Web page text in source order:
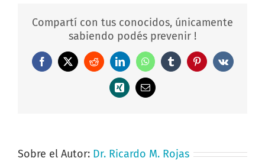
Compartí con tus conocidos, únicamente
sabiendo podés prevenir !
Facebook
X RedditLinkedInWhatsAppTumblrPinterestVk
Xing
Correo
Sobre el Autor: Dr. Ricardo M. Rojas